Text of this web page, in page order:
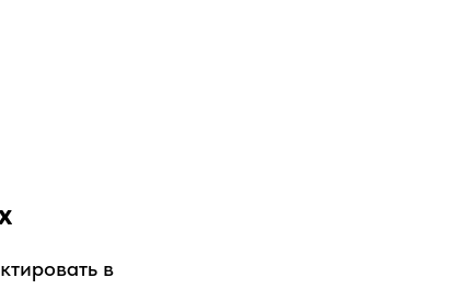
в